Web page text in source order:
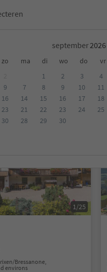
september
zo ma di wo do vr
9
16
23
30
1 2 3 4
7
8 9 10 11
14
15 16 17 18
21
22 23 24 25
28
29 30
Duurzame accommodatie
1/25
Bressanone,
environs